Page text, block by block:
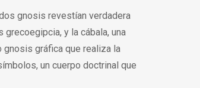
gnosis revestían verdadera
y la cábala, una
gnosis gráfica que realiza la
un cuerpo doctrinal que